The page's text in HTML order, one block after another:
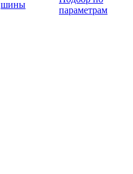
шины
параметрам